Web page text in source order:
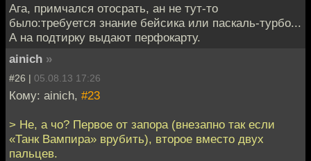
Ага, примчался отосрать, ан не тут-то
было:требуется знание бейсика или паскаль-турбо...
А на подтирку выдают перфокарту.
ainich »
#26 | 05.08.13 17:26
Кому: ainich, #23
> Не, а чо? Первое от запора (внезапно так если
«Танк Вампира» врубить), второе вместо двух
пальцев.